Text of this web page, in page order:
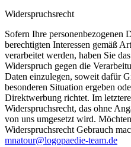
Widerspruchsrecht
Sofern Ihre personenbezogenen
berechtigten Interessen gemäß
verarbeitet werden, haben Sie
Widerspruch gegen die
Daten einzulegen, soweit dafür
besonderen Situation ergeben
Direktwerbung richtet. Im
Widerspruchsrecht, das ohne
von uns umgesetzt wird.
Widerspruchsrecht Gebrauch
mnatour@logopaedie-team.de